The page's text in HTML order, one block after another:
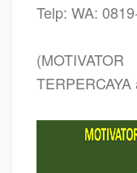
Telp: WA: